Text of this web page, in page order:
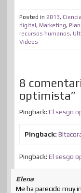
t
e
r
b
o
e
d
p
a
r
Posted in 2013, Ciencia
digital, Marketing,
recursos humanos,
Videos
8
optimista”
Pingback: El sesgo
Pingback:
Pingback: El sesgo
Elena
Me ha parecido muy